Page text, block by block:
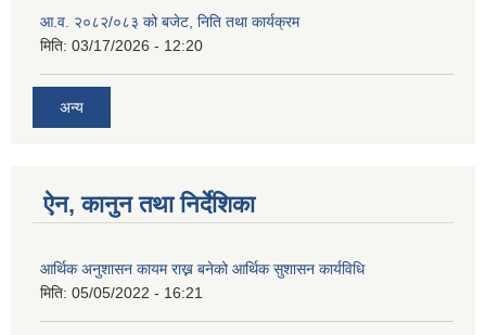
आ.व. २०८२/०८३ को बजेट, निति तथा कार्यक्रम
मिति: 03/17/2026 - 12:20
अन्य
ऐन, कानुन तथा निर्देशिका
आर्थिक अनुशासन कायम राख्न बनेको आर्थिक सुशासन कार्यविधि
मिति: 05/05/2022 - 16:21